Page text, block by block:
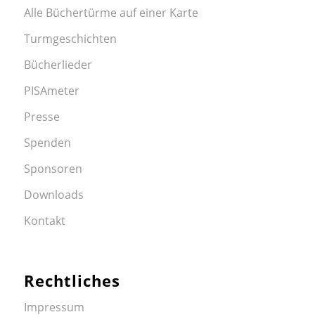
Alle Büchertürme auf einer Karte
Turmgeschichten
Bücherlieder
PISAmeter
Presse
Spenden
Sponsoren
Downloads
Kontakt
Rechtliches
Impressum